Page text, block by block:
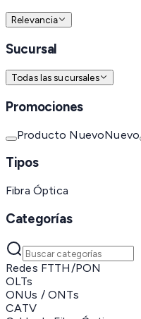
Relevancia
Sucursal
Todas las sucursales
Promociones
Producto NuevoNuevo
Tipos
Fibra Óptica
Categorías
Redes FTTH/PON
OLTs
ONUs / ONTs
CATV